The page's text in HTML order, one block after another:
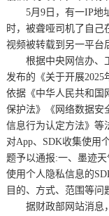
5月9日，有一IP地址
时，被聋哑司机了自己
视频被转载到另一平台
根据中央网信办、工
发布的《关于开展2025
依据《中华人民共和国
保护法》《网络数据安
信息行为认定方法》等
对App、SDK收集使用
题予以通报:一、墨迹
使用个人隐私信息的
目的、方式、范围等问
据财政部网站消息，